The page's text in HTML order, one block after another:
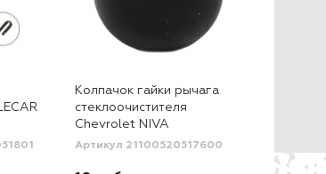
Колпачок гайки рычага
стеклоочистителя
Chevrolet NIVA
Артикул 21100520517600